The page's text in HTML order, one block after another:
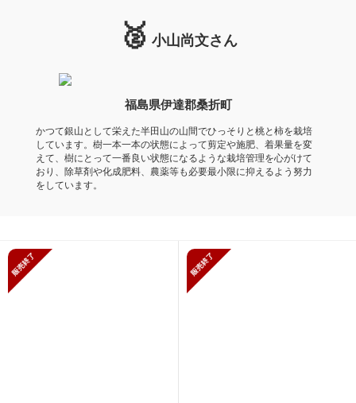
🥈 小山尚文さん
福島県伊達郡桑折町
かつて銀山として栄えた半田山の山間でひっそりと桃と柿を栽培
しています。樹一本一本の状態によって剪定や施肥、着果量を変
えて、樹にとって一番良い状態になるような栽培管理を心がけて
おり、除草剤や化成肥料、農薬等も必要最小限に抑えるよう努力
をしています。